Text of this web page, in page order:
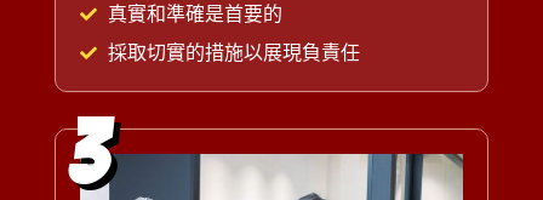
真實和準確是首要的
採取切實的措施以展現負責任
3